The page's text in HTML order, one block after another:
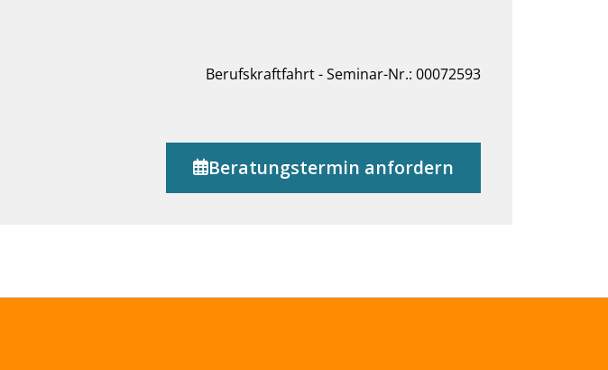
Berufskraftfahrt - Seminar-Nr.: 00072593
Beratungstermin anfordern